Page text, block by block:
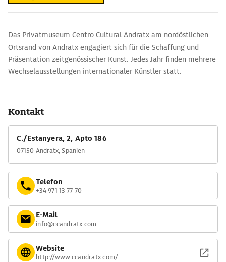
Das Privatmuseum Centro Cultural Andratx am nordöstlichen
Ortsrand von Andratx engagiert sich für die Schaffung und
Präsentation zeitgenössischer Kunst. Jedes Jahr finden mehrere
Wechselausstellungen internationaler Künstler statt.
Kontakt
C./Estanyera, 2, Apto 186
07150 Andratx, Spanien
Telefon
+34 971 13 77 70
E-Mail
info@ccandratx.com
Website
http://www.ccandratx.com/